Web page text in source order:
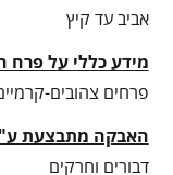
אביב עד קיץ
מידע כללי על פרח
פרחים צהובים-
האבקה מתבצעת
דבורים וחרקים